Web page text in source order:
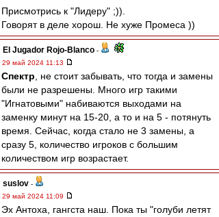
Присмотрись к "Лидеру" ;)).
Говорят в деле хорош. Не хуже Промеса ))
El Jugador Rojo-Blanco -
29 май 2024 11:13
Спектр , не стоит забывать, что тогда и замены
были не разрешены. Много игр такими
"Игнатовыми" набиваются выходами на
заменку минут на 15-20, а то и на 5 - потянуть
время. Сейчас, когда стало не 3 замены, а
сразу 5, количество игроков с большим
количеством игр возрастает.
suslov -
29 май 2024 11:09
Эх Антоха, гангста наш. Пока ты "голуби летят